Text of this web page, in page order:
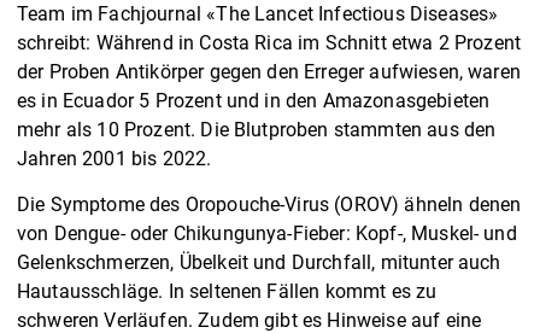
Team im Fachjournal «The Lancet Infectious Diseases»
schreibt: Während in Costa Rica im Schnitt etwa 2 Prozent
der Proben Antikörper gegen den Erreger aufwiesen, waren
es in Ecuador 5 Prozent und in den Amazonasgebieten
mehr als 10 Prozent. Die Blutproben stammten aus den
Jahren 2001 bis 2022.
Die Symptome des Oropouche-Virus (OROV) ähneln denen
von Dengue- oder Chikungunya-Fieber: Kopf-, Muskel- und
Gelenkschmerzen, Übelkeit und Durchfall, mitunter auch
Hautausschläge. In seltenen Fällen kommt es zu
schweren Verläufen. Zudem gibt es Hinweise auf eine